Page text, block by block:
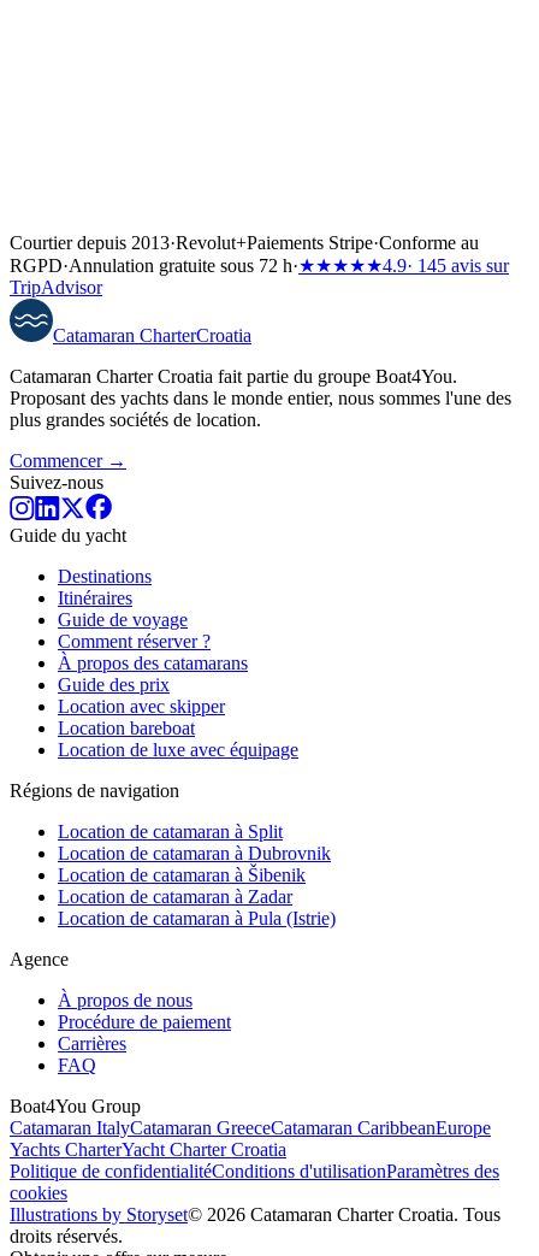
Courtier depuis 2013·Revolut+Paiements Stripe·Conforme au
RGPD·Annulation gratuite sous 72 h·★★★★★4.9· 145 avis sur
TripAdvisor
Catamaran CharterCroatia
Catamaran Charter Croatia fait partie du groupe Boat4You.
Proposant des yachts dans le monde entier, nous sommes l'une des
plus grandes sociétés de location.
Commencer →
Suivez-nous
Guide du yacht
Destinations
Itinéraires
Guide de voyage
Comment réserver ?
À propos des catamarans
Guide des prix
Location avec skipper
Location bareboat
Location de luxe avec équipage
Régions de navigation
Location de catamaran à Split
Location de catamaran à Dubrovnik
Location de catamaran à Šibenik
Location de catamaran à Zadar
Location de catamaran à Pula (Istrie)
Agence
À propos de nous
Procédure de paiement
Carrières
FAQ
Boat4You Group
Catamaran ItalyCatamaran GreeceCatamaran CaribbeanEurope
Yachts CharterYacht Charter Croatia
Politique de confidentialitéConditions d'utilisationParamètres des
cookies
Illustrations by Storyset© 2026 Catamaran Charter Croatia. Tous
droits réservés.